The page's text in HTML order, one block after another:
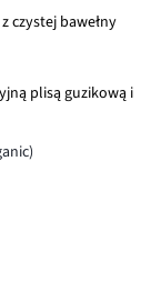
czystej bawełny
plisą guzikową i